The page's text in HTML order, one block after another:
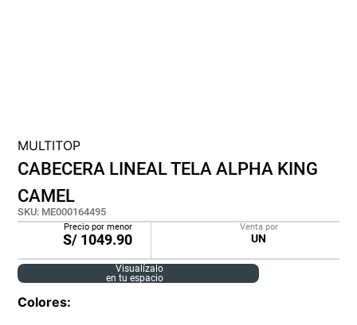
MULTITOP
CABECERA LINEAL TELA ALPHA KING
CAMEL
SKU: ME000164495
Precio por menor
S/ 1049.90
Venta por
UN
Visualízalo
en tu espacio
Colores